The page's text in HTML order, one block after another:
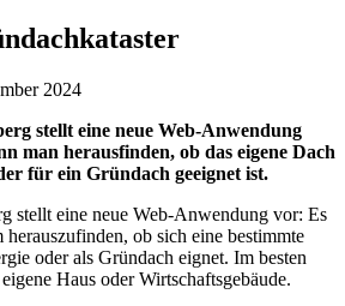
2024
stellt eine neue Web-Anwendung
man herausfinden, ob das eigene Dach
für ein Gründach geeignet ist.
stellt eine neue Web-Anwendung vor: Es
herauszufinden, ob sich eine bestimmte
oder als Gründach eignet. Im besten
Haus oder Wirtschaftsgebäude.